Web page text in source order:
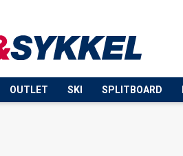
OUTLET SKI SPLITBOARD